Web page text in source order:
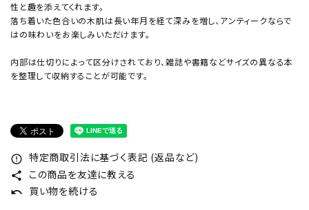
性と趣を添えてくれます。
落ち着いた色合いの木肌は長い年月を経て深みを増し、アンティークならで
はの味わいをお楽しみいただけます。
内部は仕切りによって区分けされており、雑誌や書籍などサイズの異なる本
を整理して収納することが可能です。
error_outline 特定商取引法に基づく表記 (返品など)
share この商品を友達に教える
undo 買い物を続ける